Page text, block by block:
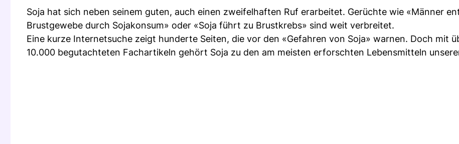
Soja hat sich neben seinem guten, auch einen zweifelhaften Ruf erarbeitet. Gerüchte wie «Männer
Brustgewebe durch Sojakonsum» oder «Soja führt zu Brustkrebs» sind weit verbreitet.
Eine kurze Internetsuche zeigt hunderte Seiten, die vor den «Gefahren von Soja» warnen. Doch mit
10.000 begutachteten Fachartikeln gehört Soja zu den am meisten erforschten Lebensmitteln